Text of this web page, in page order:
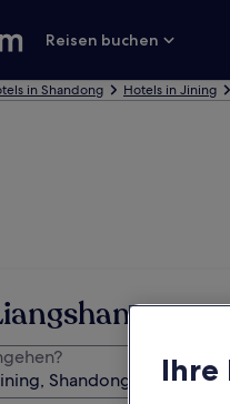
Reisen buchen
in Shandong Hotels in Jining
Ihre